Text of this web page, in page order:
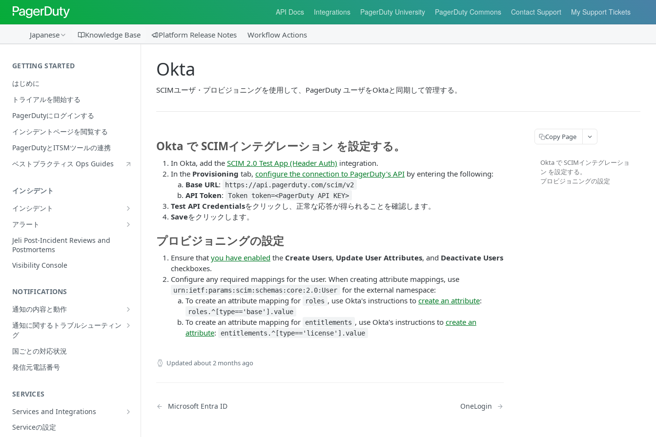
API Docs Integrations PagerDuty University PagerDuty Commons Contact Support My Support Tickets
Japanese Knowledge Base Platform Release Notes Workflow Actions
GETTING STARTED
はじめに
トライアルを開始する
PagerDutyにログインする
インシデントページを閲覧する
PagerDutyとITSMツールの連携
ベストプラクティス Ops Guides
インシデント
インシデント
Incidentの編集
インシデントの再割当て
（Reassign）
インシデントの再開（Reopen）
Incident Roles
Incident Tasks
Incident Types
インシデントが作成されない理由
Conference Bridge
アラート
Alerts Table
Jeli Post-Incident Reviews and
Postmortems
Visibility Console
NOTIFICATIONS
通知の内容と動作
Push Notifications
Email Notifications
電話通知
Phone Notification Disclosures
SMS Notifications
WhatsApp Notification
通知に関するトラブルシューティン
グ
想定される通知の動作
プッシュ通知のトラブルシューティ
ング
グ
電話通知のトラブルシューティング
SMS通知のトラブルシューティング
国ごとの対応状況
発信元電話番号
SERVICES
Services and Integrations
Service Directory
Serviceの設定
Okta
SCIMユーザ・プロビジョニングを使用して、PagerDuty ユーザをOktaと同期して管理する。
Okta で SCIMインテグレーション を設定する。
In Okta, add the SCIM 2.0 Test App (Header Auth) integration.
In the Provisioning tab, configure the connection to PagerDuty's API by entering the following:
Base URL: https://api.pagerduty.com/scim/v2
API Token: Token token=<PagerDuty API KEY>
Test API Credentialsをクリックし、正常な応答が得られることを確認します。
Saveをクリックします。
プロビジョニングの設定
Ensure that you have enabled the Create Users, Update User Attributes, and Deactivate Users
checkboxes.
Configure any required mappings for the user. When creating attribute mappings, use
urn:ietf:params:scim:schemas:core:2.0:User
for the external namespace:
To create an attribute mapping for
roles , use Okta's instructions to create an attribute:
roles.^[type=='base'].value
To create an attribute mapping for entitlements , use Okta's instructions to create an
attribute: entitlements.^[type=='license'].value
Updated about 2 months ago
Microsoft Entra ID OneLogin
Copy Page
Okta で SCIMインテグレーショ
ン を設定する。
プロビジョニングの設定